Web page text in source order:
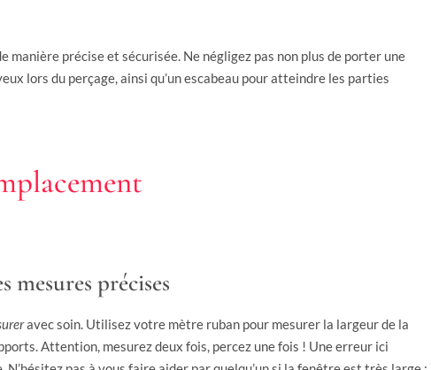
précise et sécurisée. Ne négligez pas non plus de porter une
lors du perçage, ainsi qu’un escabeau pour atteindre les parties
mesures précises
avec soin. Utilisez votre mètre ruban pour mesurer la largeur de la
Attention, mesurez deux fois, percez une fois ! Une erreur ici